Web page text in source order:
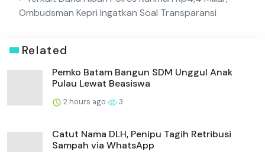
Ombudsman Kepri Ingatkan Soal Transparansi
Related
Pemko Batam Bangun SDM Unggul Anak
Pulau Lewat Beasiswa
2 hours ago 3
Catut Nama DLH, Penipu Tagih Retribusi
Sampah via WhatsApp